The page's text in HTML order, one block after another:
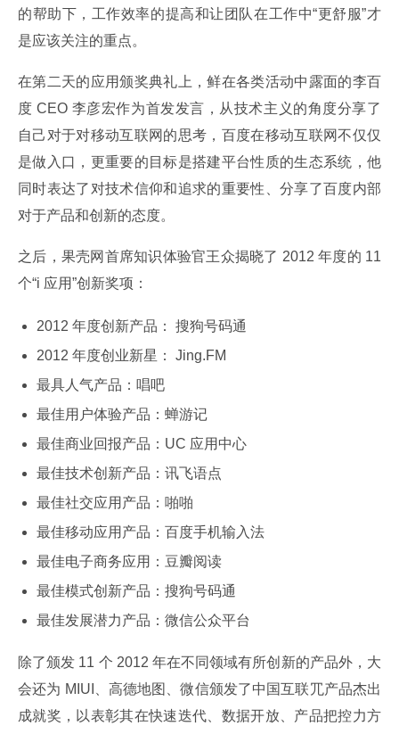
的帮助下，工作效率的提高和让团队在工作中“更舒服”才
是应该关注的重点。
在第二天的应用颁奖典礼上，鲜在各类活动中露面的李百
度 CEO 李彦宏作为首发发言，从技术主义的角度分享了
自己对于对移动互联网的思考，百度在移动互联网不仅仅
是做入口，更重要的目标是搭建平台性质的生态系统，他
同时表达了对技术信仰和追求的重要性、分享了百度内部
对于产品和创新的态度。
之后，果壳网首席知识体验官王众揭晓了 2012 年度的 11
个“i 应用”创新奖项：
2012 年度创新产品： 搜狗号码通
2012 年度创业新星： Jing.FM
最具人气产品：唱吧
最佳用户体验产品：蝉游记
最佳商业回报产品：UC 应用中心
最佳技术创新产品：讯飞语点
最佳社交应用产品：啪啪
最佳移动应用产品：百度手机输入法
最佳电子商务应用：豆瓣阅读
最佳模式创新产品：搜狗号码通
最佳发展潜力产品：微信公众平台
除了颁发 11 个 2012 年在不同领域有所创新的产品外，大
会还为 MIUI、高德地图、微信颁发了中国互联⺴产品杰出
成就奖，以表彰其在快速迭代、数据开放、产品把控力方